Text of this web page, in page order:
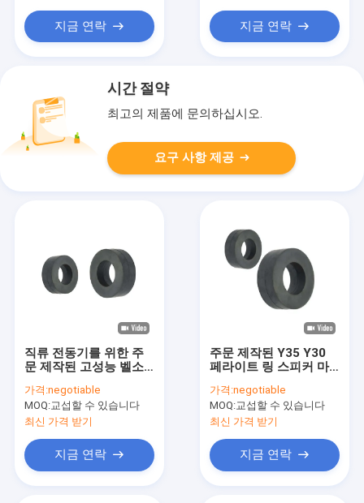
지금 연락 지금 연락
시간 절약
최고의 제품에 문의하십시오.
요구 사항 제공
직류 전동기를 위한 주
문 제작된 고성능 벨소
콜 그레이
가격:negotiable
MOQ:교섭할 수 있습니다
최신 가격 받기
지금 연락
주문 제작된 Y35 Y30
페라이트 링 스피커 마
마그넷
가격:negotiable
MOQ:교섭할 수 있습니다
최신 가격 받기
지금 연락